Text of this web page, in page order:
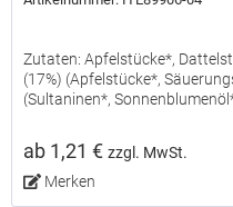
Zutaten: Apfelstücke*,
(17%) (Apfelstücke*,
(Sultaninen*,
ab 1,21 €zzgl. MwSt.
Merken